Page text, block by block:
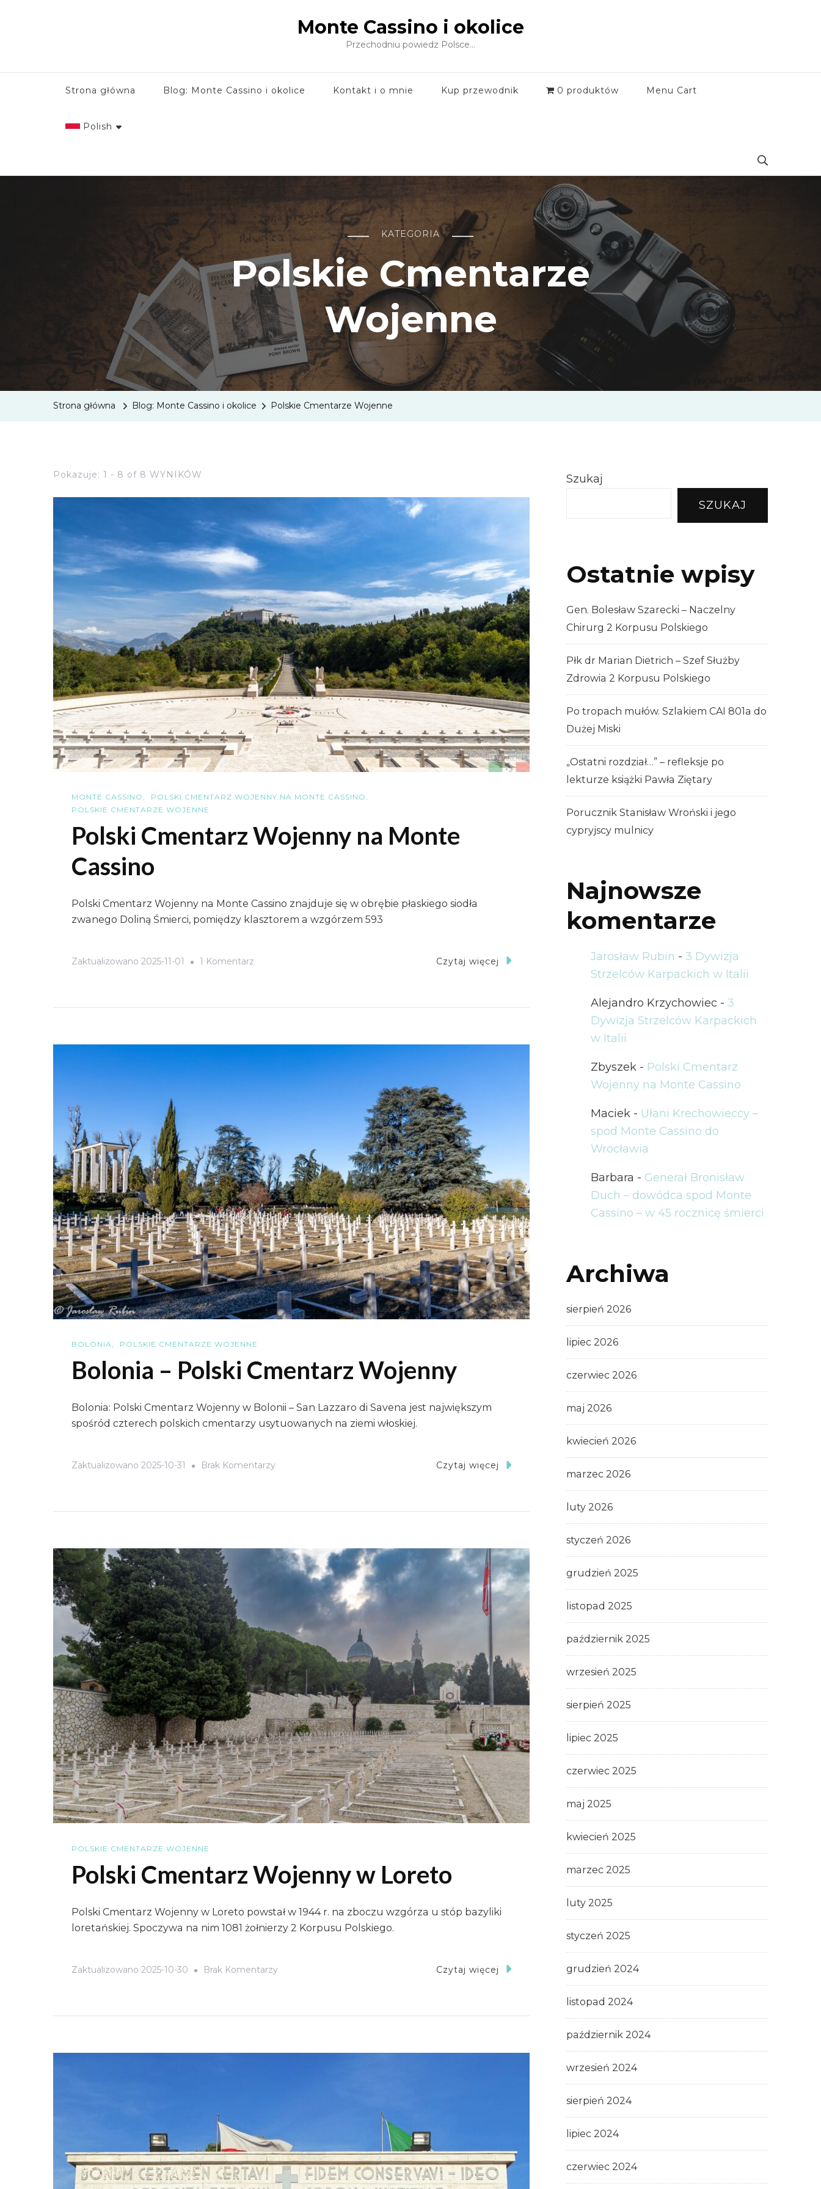
Monte Cassino i okolice
Przechodniu powiedz Polsce…
Strona główna Blog: Monte Cassino i okolice Kontakt i o mnie Kup przewodnik 0 produktów Menu Cart
Polish
KATEGORIA
Polskie Cmentarze
Wojenne
Strona główna Blog: Monte Cassino i okolice Polskie Cmentarze Wojenne
Pokazuje: 1 - 8 of 8 WYNIKÓW
MONTE CASSINO
POLSKI CMENTARZ WOJENNY NA MONTE CASSINO
POLSKIE CMENTARZE WOJENNE
Polski Cmentarz Wojenny na Monte
Cassino
Polski Cmentarz Wojenny na Monte Cassino znajduje się w obrębie płaskiego siodła
zwanego Doliną Śmierci, pomiędzy klasztorem a wzgórzem 593
Zaktualizowano 2025-11-01 1 Komentarz Czytaj więcej
BOLONIA POLSKIE CMENTARZE WOJENNE
Bolonia – Polski Cmentarz Wojenny
Bolonia: Polski Cmentarz Wojenny w Bolonii – San Lazzaro di Savena jest największym
spośród czterech polskich cmentarzy usytuowanych na ziemi włoskiej.
Zaktualizowano 2025-10-31 Brak KomentarzyDo
Wojenny
Czytaj więcej
POLSKIE CMENTARZE WOJENNE
Polski Cmentarz Wojenny w Loreto
Polski Cmentarz Wojenny w Loreto powstał w 1944 r. na zboczu wzgórza u stóp bazyliki
loretańskiej. Spoczywa na nim 1081 żołnierzy 2 Korpusu Polskiego.
Zaktualizowano 2025-10-30 Brak KomentarzyDo
Czytaj więcej
Szukaj
SZUKAJ
Ostatnie wpisy
Gen. Bolesław Szarecki – Naczelny
Chirurg 2 Korpusu Polskiego
Płk dr Marian Dietrich – Szef Służby
Zdrowia 2 Korpusu Polskiego
Po tropach mułów. Szlakiem CAI 801a do
Dużej Miski
„Ostatni rozdział…” – refleksje po
lekturze książki Pawła Ziętary
Porucznik Stanisław Wroński i jego
cypryjscy mulnicy
Najnowsze
komentarze
Jarosław Rubin - 3 Dywizja
Strzelców Karpackich w Italii
Alejandro Krzychowiec - 3
Dywizja Strzelców Karpackich
w Italii
Zbyszek - Polski Cmentarz
Wojenny na Monte Cassino
Maciek - Ułani Krechowieccy –
spod Monte Cassino do
Wrocławia
Barbara - Generał Bronisław
Duch – dowódca spod Monte
Cassino – w 45 rocznicę śmierci
Archiwa
sierpień 2026
lipiec 2026
czerwiec 2026
maj 2026
kwiecień 2026
marzec 2026
luty 2026
styczeń 2026
grudzień 2025
listopad 2025
październik 2025
wrzesień 2025
sierpień 2025
lipiec 2025
czerwiec 2025
maj 2025
kwiecień 2025
marzec 2025
luty 2025
styczeń 2025
grudzień 2024
listopad 2024
październik 2024
wrzesień 2024
sierpień 2024
lipiec 2024
czerwiec 2024